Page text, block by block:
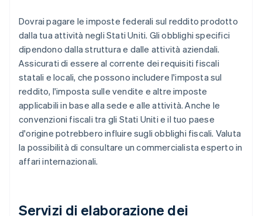
Dovrai pagare le imposte federali sul reddito prodotto
dalla tua attività negli Stati Uniti. Gli obblighi specifici
dipendono dalla struttura e dalle attività aziendali.
Assicurati di essere al corrente dei requisiti fiscali
statali e locali, che possono includere l'imposta sul
reddito, l'imposta sulle vendite e altre imposte
applicabili in base alla sede e alle attività. Anche le
convenzioni fiscali tra gli Stati Uniti e il tuo paese
d'origine potrebbero influire sugli obblighi fiscali. Valuta
la possibilità di consultare un commercialista esperto in
affari internazionali.
Servizi di elaborazione dei